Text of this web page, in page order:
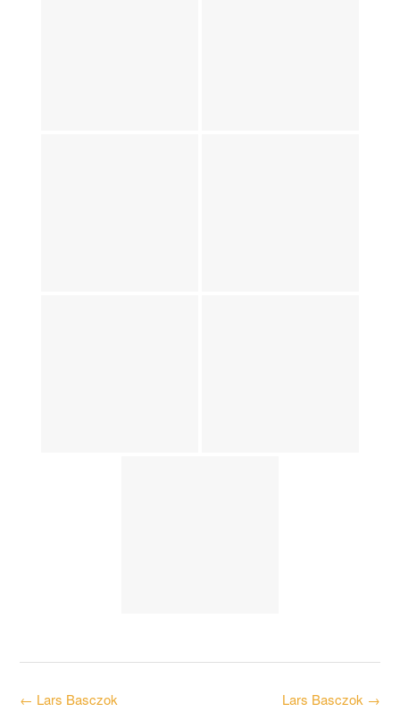
Post Lars Basczok →
← Lars Basczok